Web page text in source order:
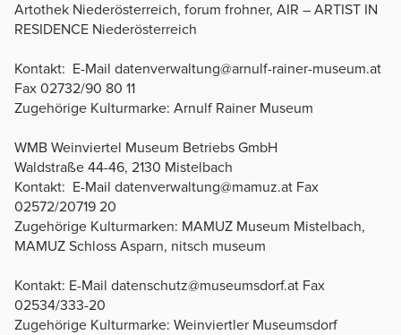
Artothek Niederösterreich, forum frohner, AIR – ARTIST IN
RESIDENCE Niederösterreich
Kontakt: E-Mail datenverwaltung@arnulf-rainer-museum.at
Fax 02732/90 80 11
Zugehörige Kulturmarke: Arnulf Rainer Museum
WMB Weinviertel Museum Betriebs GmbH
Waldstraße 44-46, 2130 Mistelbach
Kontakt: E-Mail datenverwaltung@mamuz.at Fax
02572/20719 20
Zugehörige Kulturmarken: MAMUZ Museum Mistelbach,
MAMUZ Schloss Asparn, nitsch museum
Kontakt: E-Mail datenschutz@museumsdorf.at Fax
02534/333-20
Zugehörige Kulturmarke: Weinviertler Museumsdorf